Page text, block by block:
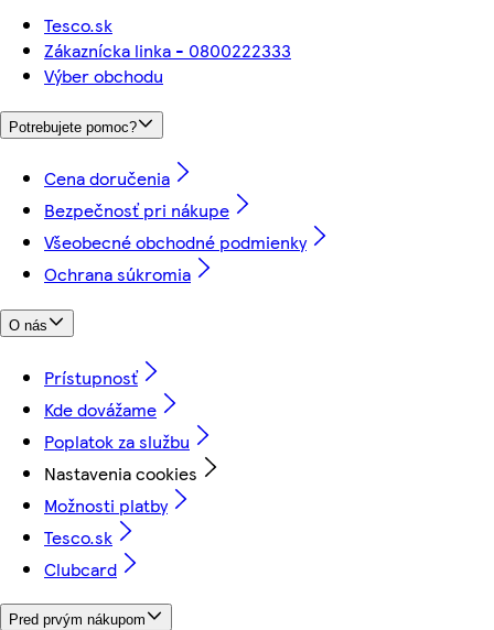
Tesco.sk
Zákaznícka linka - 0800222333
Výber obchodu
Potrebujete pomoc?
Cena doručenia
Bezpečnosť pri nákupe
Všeobecné obchodné podmienky
Ochrana súkromia
O nás
Prístupnosť
Kde dovážame
Poplatok za službu
Nastavenia cookies
Možnosti platby
Tesco.sk
Clubcard
Pred prvým nákupom